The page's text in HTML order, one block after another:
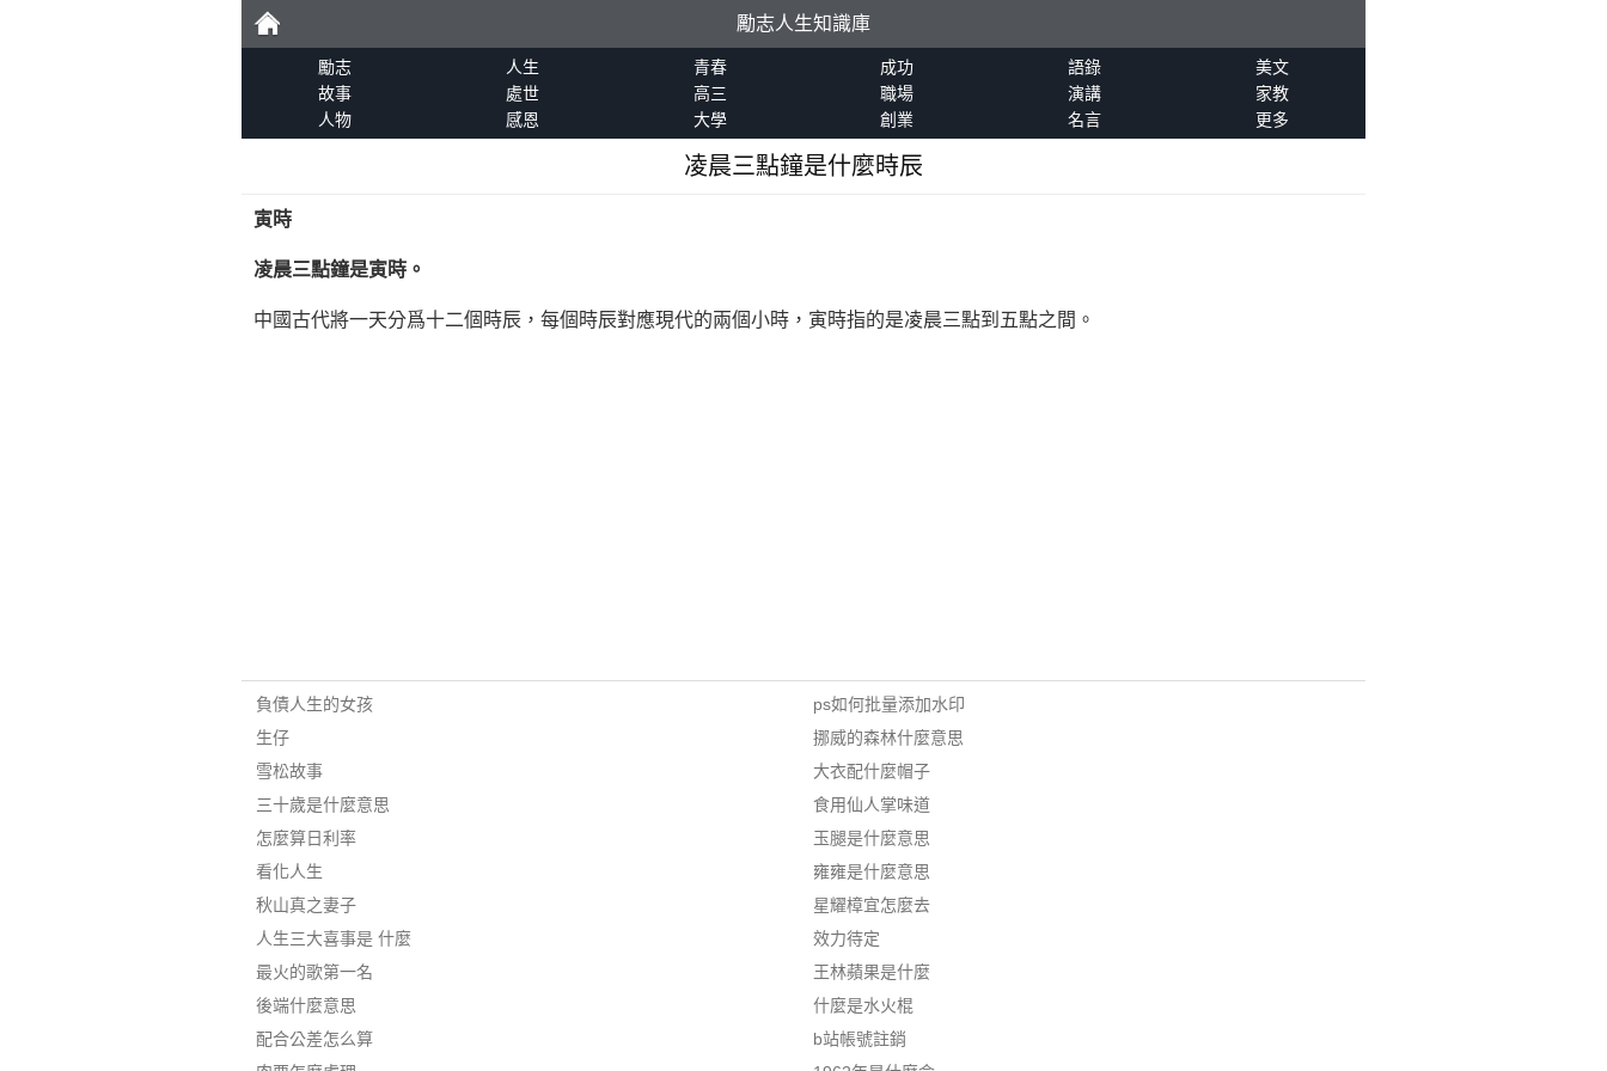
勵
勵志人生知識庫
勵志 人生 青春 成功 語錄
美文
故事
處世 高三 職場 演講
家教
人物
感恩 大學 創業 名言 更多
凌晨三點鐘是什麼時辰
寅時
凌晨三點鐘是寅時。
中國古代將一天分爲十二個時辰，每個時辰對應現代的兩個小時，寅時指的是凌晨三點到五點之間。
負債人生的女孩
生仔
雪松故事
三十歲是什麼意思
怎麼算日利率
看化人生
秋山真之妻子
人生三大喜事是 什麼
最火的歌第一名
後端什麼意思
配合公差怎么算
ps如何批量添加水印
挪威的森林什麼意思
大衣配什麼帽子
食用仙人掌味道
玉腿是什麼意思
雍雍是什麼意思
星耀樟宜怎麼去
效力待定
王林蘋果是什麼
什麼是水火棍
b站帳號註銷